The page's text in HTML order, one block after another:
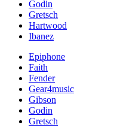
Godin
Gretsch
Hartwood
Ibanez
Epiphone
Faith
Fender
Gear4music
Gibson
Godin
Gretsch